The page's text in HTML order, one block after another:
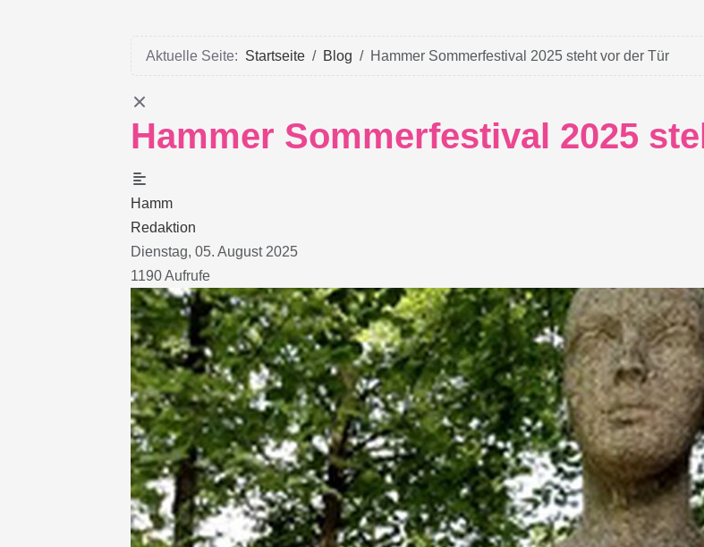
Aktuelle Seite: Startseite Blog Hammer Sommerfestival 2025 steht vor der Tür
Hammer Sommerfestival 2025
Hamm
Redaktion
Dienstag, 05. August 2025
1190 Aufrufe